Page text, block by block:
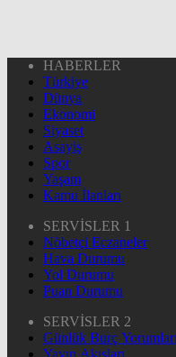
HABERLER
Türkiye
Dünya
Ekonomi
Siyaset
Asayiş
Spor
Yaşam
Kamu İlanları
SERVİSLER 1
Nöbetçi Eczaneler
Hava Durumu
Yol Durumu
Puan Durumu
SERVİSLER 2
Günlük Burç Yorumları